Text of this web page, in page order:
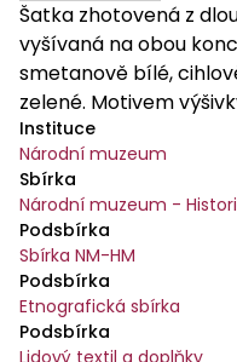
Šatka zhotovená z
vyšívaná na obou
smetanově bílé,
zelené. Motivem
květ vyrůstající z
stranách jsou vyšity
květy. Pod vyšívanými
kyticemi,
jsou zakončeny
jemné příze
červeným, jedlově
hedvábím s motivem
Instituce
Národní muzeum
Sbírka
Národní muzeum -
Podsbírka
Sbírka NM-HM
Podsbírka
Etnografická sbírka
Podsbírka